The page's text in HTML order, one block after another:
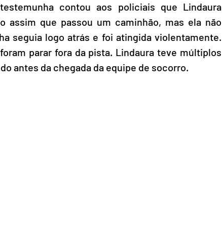
contou aos policiais que Lindaura
assim que passou um caminhão, mas ela não
seguia logo atrás e foi atingida violentamente.
parar fora da pista. Lindaura teve múltiplos
antes da chegada da equipe de socorro.